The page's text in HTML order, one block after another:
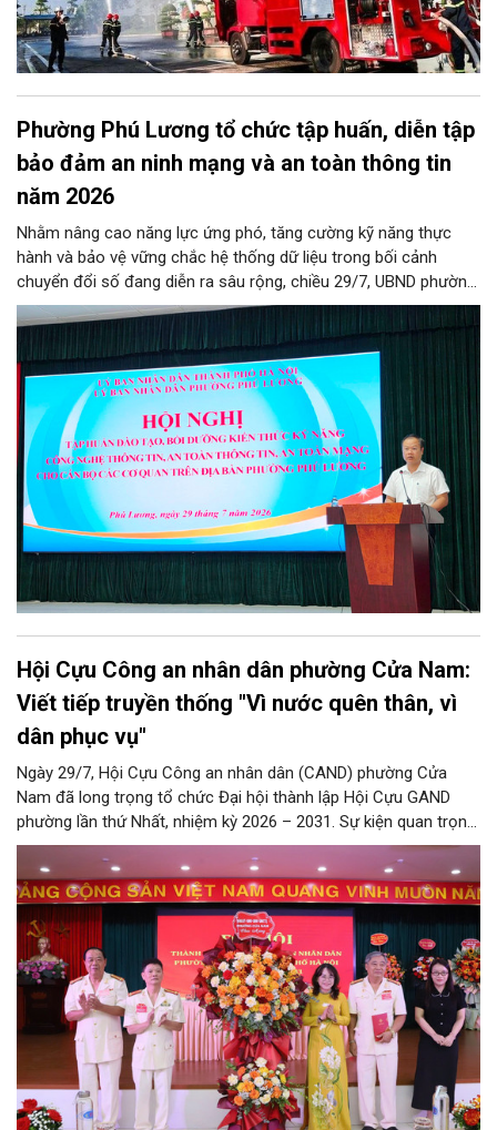
Phường Phú Lương tổ chức tập huấn, diễn tập
bảo đảm an ninh mạng và an toàn thông tin
năm 2026
Nhằm nâng cao năng lực ứng phó, tăng cường kỹ năng thực
hành và bảo vệ vững chắc hệ thống dữ liệu trong bối cảnh
chuyển đổi số đang diễn ra sâu rộng, chiều 29/7, UBND phường
Phú Lương đã tổ chức thành công Hội nghị tập huấn và diễn
tập công tác bảo đảm an ninh mạng, an ninh dữ liệu năm 2026.
Chương trình được thiết kế bài bản, hướng tới đối tượng là toàn
thể đội ngũ cán bộ, công chức, viên chức và người lao động
đang trực tiếp công tác tại các cơ quan, đơn vị, phòng ban
chuyên môn trên địa bàn phường.
Hội Cựu Công an nhân dân phường Cửa Nam:
Viết tiếp truyền thống "Vì nước quên thân, vì
dân phục vụ"
Ngày 29/7, Hội Cựu Công an nhân dân (CAND) phường Cửa
Nam đã long trọng tổ chức Đại hội thành lập Hội Cựu GAND
phường lần thứ Nhất, nhiệm kỳ 2026 – 2031. Sự kiện quan trọng
này đánh dấu mốc kiện toàn tổ chức, mở ra chặng đường mới
nhằm tập hợp, đoàn kết và phát huy tối đa kinh nghiệm, trí tuệ
của lực lượng cựu CAND trong công tác giữ gìn an ninh trật tự,
phục vụ Nhân dân và phát triển địa phương.